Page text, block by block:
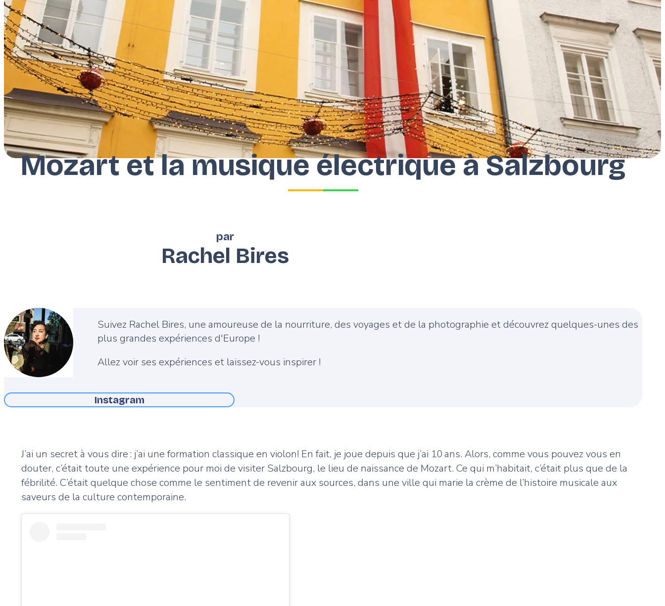
Mozart et la musique électrique à Salzbourg
par
Rachel Bires
Suivez Rachel Bires, une amoureuse de la nourriture, des voyages et de la photographie et découvrez quelques-unes des
plus grandes expériences d'Europe !
Allez voir ses expériences et laissez-vous inspirer !
Instagram
J’ai un secret à vous dire : j’ai une formation classique en violon! En fait, je joue depuis que j’ai 10 ans. Alors, comme vous pouvez vous en
douter, c’était toute une expérience pour moi de visiter Salzbourg, le lieu de naissance de Mozart. Ce qui m’habitait, c’était plus que de la
fébrilité. C’était quelque chose comme le sentiment de revenir aux sources, dans une ville qui marie la crème de l’histoire musicale aux
saveurs de la culture contemporaine.